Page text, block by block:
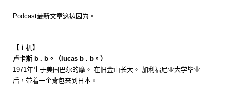
Podcast最新文章这边因为。
【主机】
卢卡斯 b . b。 （ lucas b . b。 ）
1971年生于美国巴尔的摩。 在旧金山长大。 加利福尼亚大学毕业
后，带着一个背包来到日本。